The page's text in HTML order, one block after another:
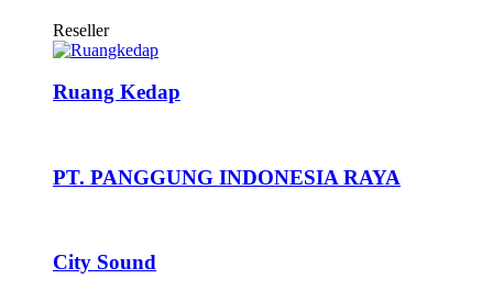
Reseller
Ruang Kedap
PT. PANGGUNG INDONESIA RAYA
City Sound